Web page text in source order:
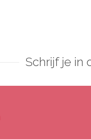
Schrijf je in